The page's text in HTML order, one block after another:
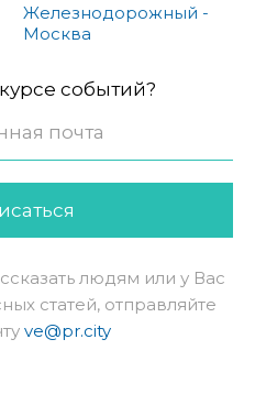
Железнодорожный -
Москва
событий?
людям или у Вас
статей, отправляйте
ve@pr.city